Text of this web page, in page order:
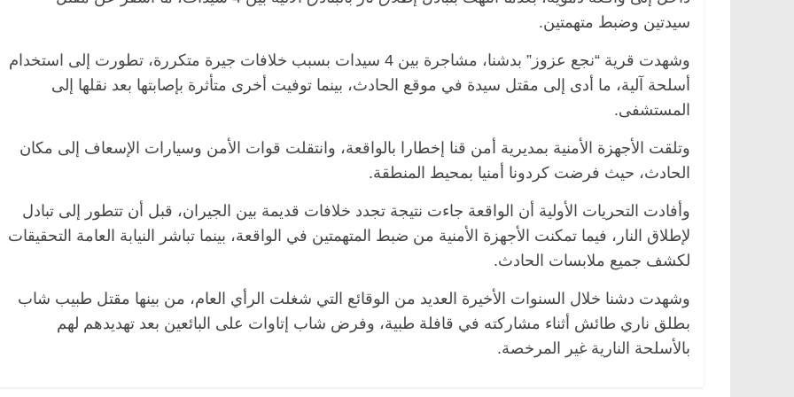
سيدتين وضبط متهمتين.
وشهدت قرية “نجع عزوز” بدشنا، مشاجرة بين 4 سيدات بسبب خلافات جيرة متكررة، تطورت إلى استخدام
أسلحة آلية، ما أدى إلى مقتل سيدة في موقع الحادث، بينما توفيت أخرى متأثرة بإصابتها بعد نقلها إلى
المستشفى.
وتلقت الأجهزة الأمنية بمديرية أمن قنا إخطارا بالواقعة، وانتقلت قوات الأمن وسيارات الإسعاف إلى مكان
الحادث، حيث فرضت كردونا أمنيا بمحيط المنطقة.
وأفادت التحريات الأولية أن الواقعة جاءت نتيجة تجدد خلافات قديمة بين الجيران، قبل أن تتطور إلى تبادل
لإطلاق النار، فيما تمكنت الأجهزة الأمنية من ضبط المتهمتين في الواقعة، بينما تباشر النيابة العامة التحقيقات
لكشف جميع ملابسات الحادث.
وشهدت دشنا خلال السنوات الأخيرة العديد من الوقائع التي شغلت الرأي العام، من بينها مقتل طبيب شاب
بطلق ناري طائش أثناء مشاركته في قافلة طبية، وفرض شاب إتاوات على البائعين بعد تهديدهم لهم
بالأسلحة النارية غير المرخصة.
الرئيسية
مقعد
الحبايب
الرئيسية مصر ناس وناس
مقعد شاغر على مائدة الإفطار.. يحيى
(بروفايل)
الرئيسية مصر ناس وناس
للحرية (بروفايل)
26 يناير، 2026
خبير اقتصادي